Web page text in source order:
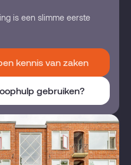
is een slimme eerste
kennis van zaken
gebruiken?